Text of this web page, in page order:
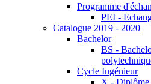
Programme
PEI -
Catalogue 2019 - 2020
Bachelor
BS -
Cycle Ingénieur
X - Diplôme